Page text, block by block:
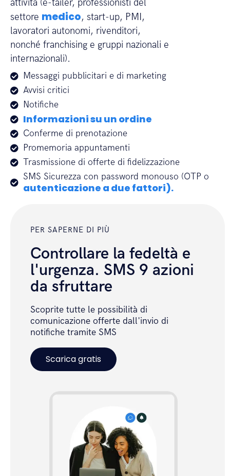
attività (e-tailer, professionisti del
settore medico, start-up, PMI,
lavoratori autonomi, rivenditori,
nonché franchising e gruppi nazionali e
internazionali).
Messaggi pubblicitari e di marketing
Avvisi critici
Notifiche
Informazioni su un ordine
Conferme di prenotazione
Promemoria appuntamenti
Trasmissione di offerte di fidelizzazione
SMS Sicurezza con password monouso (OTP o
autenticazione a due fattori).
PER SAPERNE DI PIÙ
Controllare la fedeltà e
l'urgenza. SMS 9 azioni
da sfruttare
Scoprite tutte le possibilità di
comunicazione offerte dall'invio di
notifiche tramite SMS
Scarica gratis